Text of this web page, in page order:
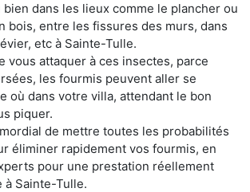
dans les lieux comme le plancher ou
bois, entre les fissures des murs, dans
etc à Sainte-Tulle.
vous attaquer à ces insectes, parce
les fourmis peuvent aller se
où dans votre villa, attendant le bon
piquer.
de mettre toutes les probabilités
éliminer rapidement vos fourmis, en
pour une prestation réellement
à Sainte-Tulle.